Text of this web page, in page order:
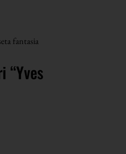
fantasia
“Yves